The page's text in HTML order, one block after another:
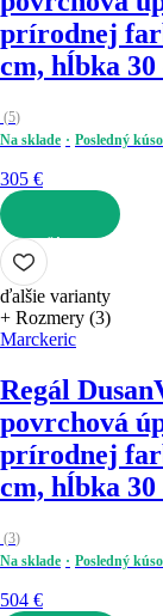
prírodnej
cm, hĺbka 30
(5)
Na sklade
Posledný
305 €
DO KOŠÍKA
ďalšie varianty
+ Rozmery (3)
Marckeric
Regál Dusan
povrchová
prírodnej
cm, hĺbka 30
(3)
Na sklade
Posledný
504 €